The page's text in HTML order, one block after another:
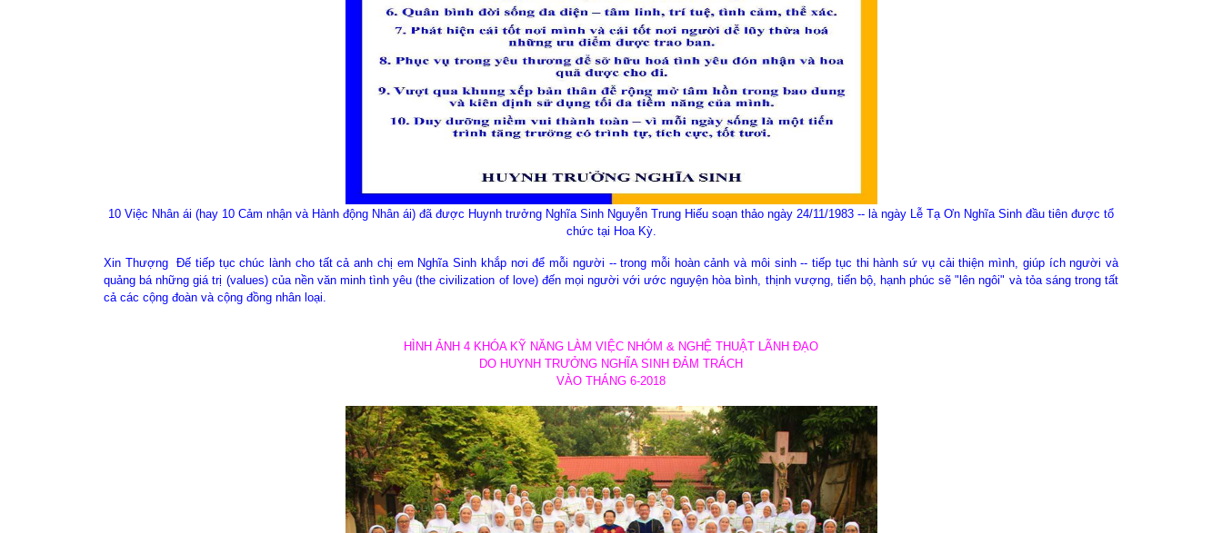
10 Việc Nhân ái (hay 10 Cảm nhận và Hành động Nhân ái) đã được Huynh trưởng Nghĩa Sinh Nguyễn Trung Hiếu soạn thảo ngày 24/11/1983 -- là ngày Lễ Tạ Ơn Nghĩa Sinh đầu tiên được tổ
chức tại Hoa Kỳ.
Xin Thượng Đế tiếp tục chúc lành cho tất cả anh chị em Nghĩa Sinh khắp nơi để mỗi người -- trong mỗi hoàn cảnh và môi sinh -- tiếp tục thi hành sứ vụ cải thiện mình, giúp ích người và
quảng bá những giá trị (values) của nền văn minh tình yêu (the civilization of love) đến mọi người với ước nguyện hòa bình, thịnh vượng, tiến bộ, hạnh phúc sẽ "lên ngôi" và tỏa sáng trong tất
cả các cộng đoàn và cộng đồng nhân loại.
HÌNH ẢNH 4 KHÓA KỸ NĂNG LÀM VIỆC NHÓM & NGHỆ THUẬT LÃNH ĐẠO
DO HUYNH TRƯỞNG NGHĨA SINH ĐẢM TRÁCH
VÀO THÁNG 6-2018